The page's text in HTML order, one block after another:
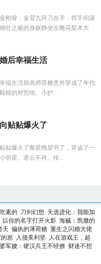
刚骨，金背九环刀在手，挥手间滚
壮之极的身躯静坐在雕花梨木大
后幸福生活
福生活插画师苏糖意外穿成了年代
棉的对照组。小护...
贴贴爆火了
贴爆火了黎星晚穿书了，穿成了一
明星。老公不祥。传...
素的 刀剑幻想 天选进化：我能加
以你的名字打开火影 海贼：凯撒的
天 偏执的薄荷糖 重生之闪婚大佬
的崽 入侵美利坚
人在游戏王，超
军嫂：硬汉兵王不经撩 财迷不想